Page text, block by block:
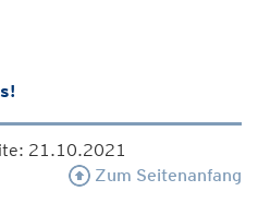
21.10.2021
Zum Seitenanfang